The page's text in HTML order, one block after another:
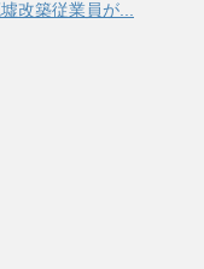
改築従業員が...